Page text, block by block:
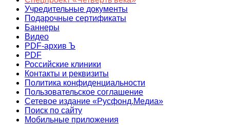
Учредительные документы
Подарочные сертификаты
Баннеры
Видео
PDF-архив Ъ
PDF
Российские клиники
Контакты и реквизиты
Политика конфиденциальности
Пользовательское соглашение
Сетевое издание «Русфонд.Медиа»
Поиск по сайту
Мобильные приложения